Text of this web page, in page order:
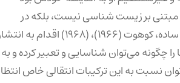
مبتنی بر زیست شناسی نیست، بلکه در
عوض می‌تواند نظریه بالینی خود را بر وضعیت تحلیلی بنا نهد. با این سرآغاز نسبتاً ساده، کوهوت (۱۹۶۶)، (۱۹۶۸) اقدام
چگونه می‌توان شناسایی و تعبیر کرده و به
نسبت به این ترکیبات انتقالی خاص